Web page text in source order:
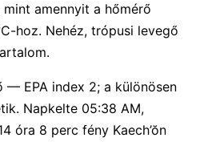
amennyit a hőmérő
hoz. Nehéz, trópusi levegő
— EPA index 2; a különösen
Napkelte 05:38 AM,
óra 8 perc fény Kaech’ŏn